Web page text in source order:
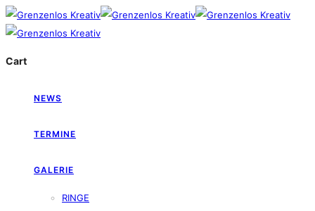
Cart
NEWS
TERMINE
GALERIE
RINGE